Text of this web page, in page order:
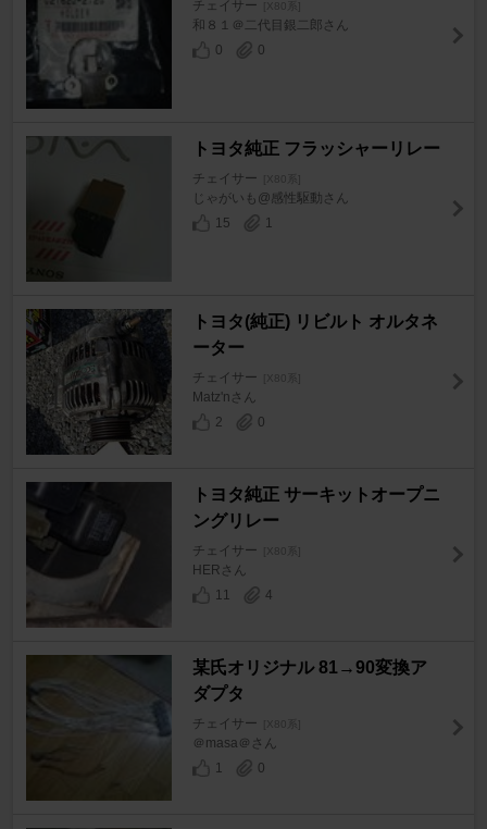
チェイサー [X80系]
和８１＠二代目銀二郎さん
0
0
トヨタ純正 フラッシャーリレー
チェイサー [X80系]
じゃがいも@感性駆動さん
15
1
トヨタ(純正) リビルト オルタネ
ーター
チェイサー [X80系]
Matz'nさん
2
0
トヨタ純正 サーキットオープニ
ングリレー
チェイサー [X80系]
HERさん
11
4
某氏オリジナル 81→90変換ア
ダプタ
チェイサー [X80系]
＠masa＠さん
1
0